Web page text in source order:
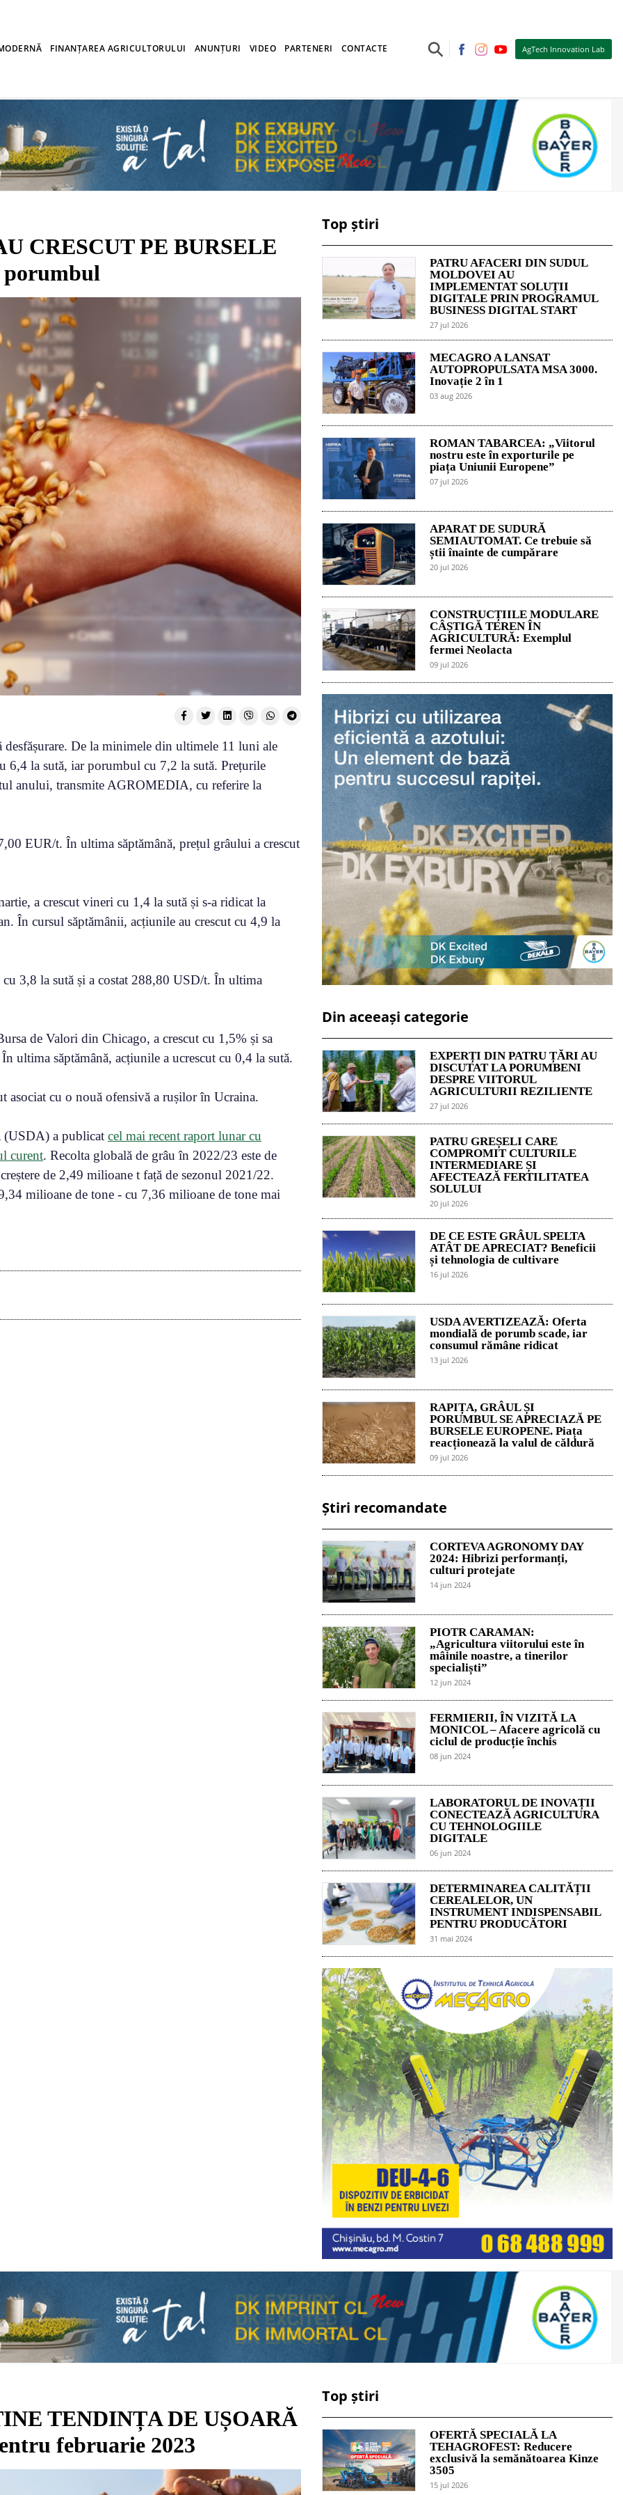
FINANȚAREA AGRICULTORULUI ANUNȚURI VIDEO PARTENERI CONTACTE ⚲ AgTech Innovation Lab
CRESCUT PE BURSELE
desfășurare. De la minimele din ultimele 11 luni ale
la sută, iar porumbul cu 7,2 la sută. Prețurile
anului, transmite AGROMEDIA, cu referire la
EUR/t. În ultima săptămână, prețul grâului a crescut
a crescut vineri cu 1,4 la sută și s-a ridicat la
În cursul săptămânii, acțiunile au crescut cu 4,9 la
3,8 la sută și a costat 288,80 USD/t. În ultima
de Valori din Chicago, a crescut cu 1,5% și sa
săptămână, acțiunile a ucrescut cu 0,4 la sută.
asociat cu o nouă ofensivă a rușilor în Ucraina.
a publicat cel mai recent raport lunar cu
curent. Recolta globală de grâu în 2022/23 este de
de 2,49 milioane t față de sezonul 2021/22.
milioane de tone - cu 7,36 milioane de tone mai
Top știri
PATRU AFACERI DIN SUDUL
MOLDOVEI AU
IMPLEMENTAT SOLUȚII
DIGITALE PRIN PROGRAMUL
BUSINESS DIGITAL START
27 jul 2026
MECAGRO A LANSAT
AUTOPROPULSATA MSA 3000.
Inovație 2 în 1
03 aug 2026
ROMAN TABARCEA: „Viitorul
nostru este în exporturile pe
piața Uniunii Europene”
07 jul 2026
APARAT DE SUDURĂ
SEMIAUTOMAT. Ce trebuie să
știi înainte de cumpărare
20 jul 2026
CONSTRUCȚIILE MODULARE
CÂȘTIGĂ TEREN ÎN
AGRICULTURĂ: Exemplul
fermei Neolacta
09 jul 2026
Din aceeași categorie
EXPERȚI DIN PATRU ȚĂRI AU
DISCUTAT LA PORUMBENI
DESPRE VIITORUL
AGRICULTURII REZILIENTE
27 jul 2026
PATRU GREȘELI CARE
COMPROMIT CULTURILE
INTERMEDIARE ȘI
AFECTEAZĂ FERTILITATEA
SOLULUI
20 jul 2026
DE CE ESTE GRÂUL SPELTA
ATÂT DE APRECIAT? Beneficii
și tehnologia de cultivare
16 jul 2026
USDA AVERTIZEAZĂ: Oferta
mondială de porumb scade, iar
consumul rămâne ridicat
13 jul 2026
RAPIȚA, GRÂUL ȘI
PORUMBUL SE APRECIAZĂ PE
BURSELE EUROPENE. Piața
reacționează la valul de căldură
09 jul 2026
Știri recomandate
CORTEVA AGRONOMY DAY
2024: Hibrizi performanți,
culturi protejate
14 jun 2024
PIOTR CARAMAN:
„Agricultura viitorului este în
mâinile noastre, a tinerilor
specialiști”
12 jun 2024
FERMIERII, ÎN VIZITĂ LA
MONICOL – Afacere agricolă cu
ciclul de producție închis
08 jun 2024
LABORATORUL DE INOVAȚII
CONECTEAZĂ AGRICULTURA
CU TEHNOLOGIILE
DIGITALE
06 jun 2024
DETERMINAREA CALITĂȚII
CEREALELOR, UN
INSTRUMENT INDISPENSABIL
PENTRU PRODUCĂTORI
31 mai 2024
TENDINȚA DE UȘOARĂ
februarie 2023
Top știri
OFERTĂ SPECIALĂ LA
TEHAGROFEST: Reducere
exclusivă la semănătoarea Kinze
3505
15 jul 2026